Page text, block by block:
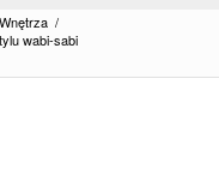
Wnętrza /
wabi-sabi